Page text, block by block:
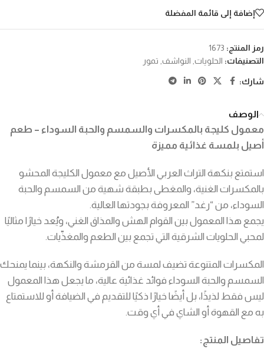
إضافة إلى قائمة المفضلة
رمز المنتج: 1673
التصنيفات: الحلويات, النواشف, تمور
شارك:
الوصف
معمول كليجة بالمكسرات والسمسم والحبة السوداء – طعم
أصيل بلمسة غذائية مميزة
استمتع بنكهة التراث العربي الأصيل مع معمول الكليجة المحشو
بالمكسرات الغنية، والمغطى بطبقة شهية من السمسم والحبة
السوداء، من “رغد” المعروفة بجودتها العالية.
يجمع هذا المعمول بين القوام الهش والمذاق الغني، ويُعد خيارًا مثاليًا
لمحبي الحلويات الشرقية التي تجمع بين الطعم والمغذّيات.
المكسرات المتنوعة تضيف لمسة من القرمشة والنكهة، بينما يمنحك
السمسم والحبة السوداء فوائد غذائية عالية، ما يجعل هذا المعمول
ليس فقط لذيذًا، بل أيضًا خيارًا ذكيًا للتقديم في الضيافة أو للاستمتاع
به مع القهوة أو الشاي في أي وقت.
تفاصيل المنتج: